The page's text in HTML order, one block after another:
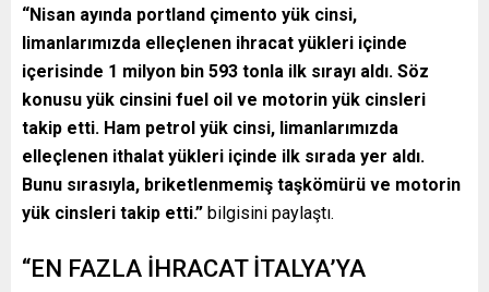
“Nisan ayında portland çimento yük cinsi,
limanlarımızda elleçlenen ihracat yükleri içinde
içerisinde 1 milyon bin 593 tonla ilk sırayı aldı. Söz
konusu yük cinsini fuel oil ve motorin yük cinsleri
takip etti. Ham petrol yük cinsi, limanlarımızda
elleçlenen ithalat yükleri içinde ilk sırada yer aldı.
Bunu sırasıyla, briketlenmemiş taşkömürü ve motorin
yük cinsleri takip etti.” bilgisini paylaştı.
“EN FAZLA İHRACAT İTALYA’YA